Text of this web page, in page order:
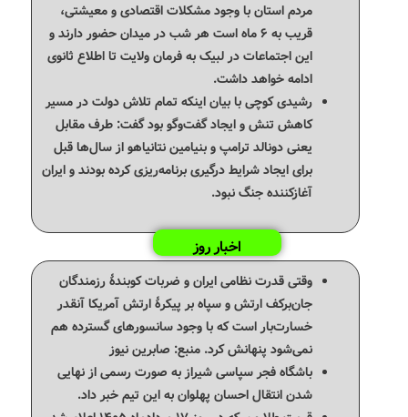
مردم استان با وجود مشکلات اقتصادی و معیشتی،
قریب به ۶ ماه است هر شب در میدان حضور دارند و
این اجتماعات در لبیک به فرمان ولایت تا اطلاع ثانوی
ادامه خواهد داشت.
رشیدی کوچی با بیان اینکه تمام تلاش دولت در مسیر
کاهش تنش و ایجاد گفت‌وگو بود گفت: طرف مقابل
یعنی دونالد ترامپ و بنیامین نتانیاهو از سال‌ها قبل
برای ایجاد شرایط درگیری برنامه‌ریزی کرده بودند و ایران
آغازکننده جنگ نبود.
اخبار روز
وقتی قدرت نظامی ایران و ضربات کوبندهٔ رزمندگان
جان‌برکف ارتش و سپاه بر پیکرهٔ ارتش آمریکا آنقدر
خسارت‌بار است که با وجود سانسورهای گسترده هم
نمی‌شود پنهانش کرد. ‌منبع: صابرین نیوز
باشگاه فجر سپاسی شیراز به صورت رسمی از نهایی
شدن انتقال احسان پهلوان به این تیم خبر داد.